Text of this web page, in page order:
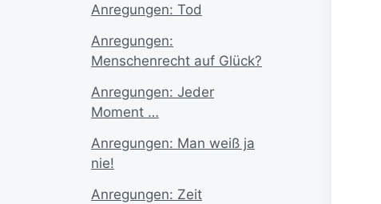
Anregungen: Tod
Anregungen:
Menschenrecht auf Glück?
Anregungen: Jeder
Moment …
Anregungen: Man weiß ja
nie!
Anregungen: Zeit